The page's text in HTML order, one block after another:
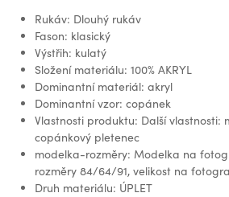
Rukáv: Dlouhý rukáv
Fason: klasický
Výstřih: kulatý
Složení materiálu: 100% AKRYL
Dominantní materiál: akryl
Dominantní vzor: copánek
Vlastnosti produktu: Další vlastnosti:
copánkový pletenec
modelka-rozměry: Modelka na
rozměry 84/64/91, velikost na
Druh materiálu: ÚPLET